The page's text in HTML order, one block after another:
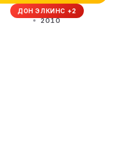
ДОН ЭЛКИНС +2
2010